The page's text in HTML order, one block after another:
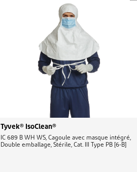
Tyvek® IsoClean®
IC 689 B WH WS, Cagoule avec masque intégré,
Double emballage, Stérile, Cat. III Type PB [6-B]